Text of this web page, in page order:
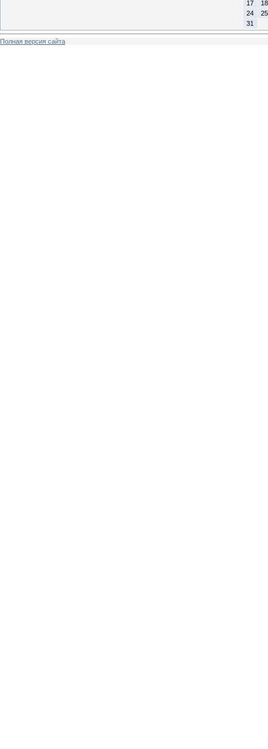
17
18
24
25
31
Полная версия сайта